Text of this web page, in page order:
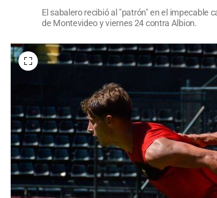
El sabalero recibió al "patrón" en el impecable
de Montevideo y viernes 24 contra Albion.